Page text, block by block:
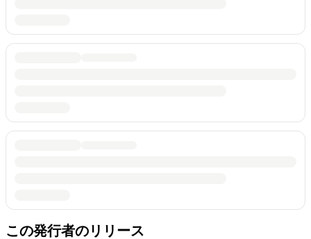
この発行者のリリース